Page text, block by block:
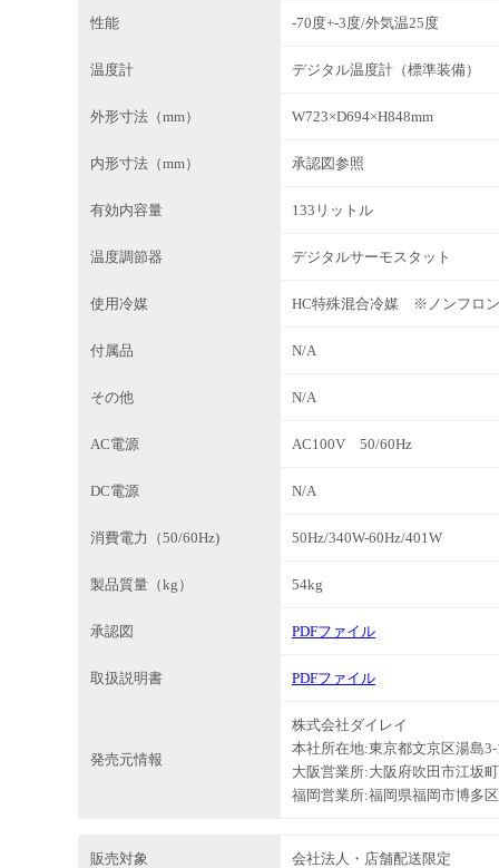
性能 -70度+-3度/外気温25度
温度計 デジタル温度計（標準装備）
外形寸法（mm） W723×D694×H848mm
内形寸法（mm） 承認図参照
有効内容量 133リットル
温度調節器 デジタルサーモスタット
使用冷媒 HC特殊混合冷媒 ※ノンフロン
付属品 N/A
その他 N/A
AC電源 AC100V 50/60Hz
DC電源 N/A
消費電力（50/60Hz) 50Hz/340W-60Hz/401W
製品質量（kg） 54kg
承認図 PDFファイル
取扱説明書 PDFファイル
発売元情報
株式会社ダイレイ
本社所在地:東京都文京区湯島3-
大阪営業所:大阪府吹田市江坂
福岡営業所:福岡県福岡市博多
販売対象 会社法人・店舗配送限定